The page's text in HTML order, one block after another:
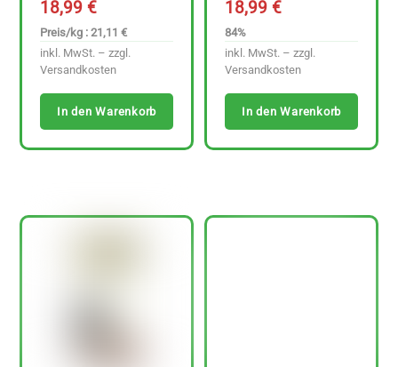
18,99€
Preis/kg : 21,11 €
inkl. MwSt. – zzgl.
Versandkosten
In den Warenkorb
18,99€
84%
inkl. MwSt. – zzgl.
Versandkosten
In den Warenkorb